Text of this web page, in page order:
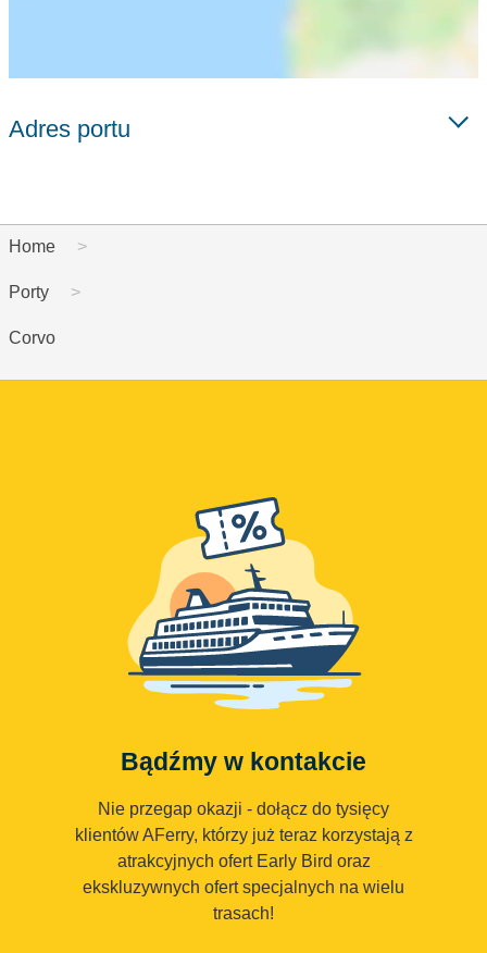
Adres portu
Home
Porty
Corvo
Bądźmy w kontakcie
Nie przegap okazji - dołącz do tysięcy
klientów AFerry, którzy już teraz korzystają z
atrakcyjnych ofert Early Bird oraz
ekskluzywnych ofert specjalnych na wielu
trasach!